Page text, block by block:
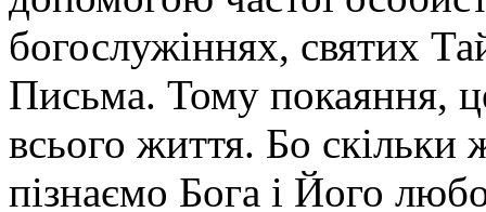
богослужіннях, святих
Письма. Тому покаяння,
всього життя. Бо скільки
пізнаємо Бога і Його